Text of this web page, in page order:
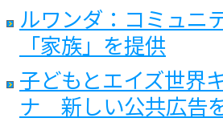
ルワンダ：コミュニ
「家族」を提供
子どもとエイズ世
ナ 新しい公共広告